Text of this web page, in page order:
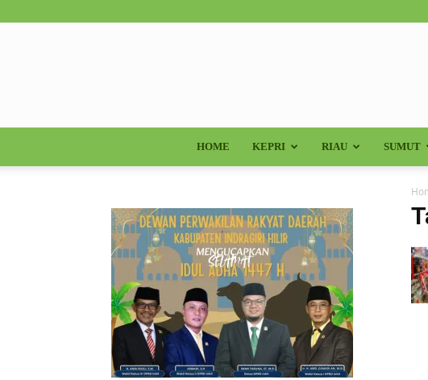
HOME KEPRI RIAU SUMUT